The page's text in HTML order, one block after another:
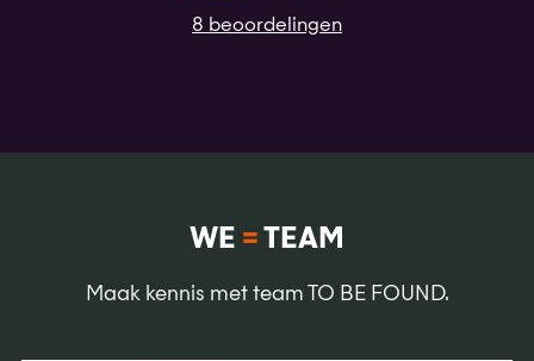
8 beoordelingen
WE = TEAM
Maak kennis met team TO BE FOUND.